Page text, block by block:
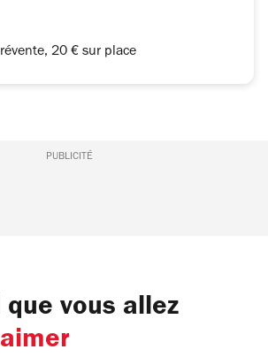
20 € sur place
PUBLICITÉ
que vous allez
aimer